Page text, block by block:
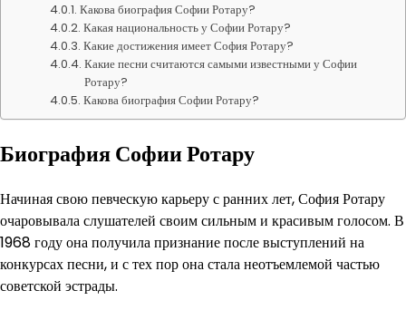
Какова биография Софии Ротару?
Какая национальность у Софии Ротару?
Какие достижения имеет София Ротару?
Какие песни считаются самыми известными у Софии
Ротару?
Какова биография Софии Ротару?
Биография Софии Ротару
Начиная свою певческую карьеру с ранних лет, София Ротару
очаровывала слушателей своим сильным и красивым голосом. В
1968 году она получила признание после выступлений на
конкурсах песни, и с тех пор она стала неотъемлемой частью
советской эстрады.